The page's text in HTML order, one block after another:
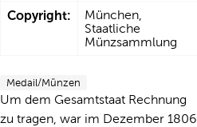
Copyright:
München,
Staatliche
Münzsammlung
Medail/Münzen
Um dem Gesamtstaat Rechnung
zu tragen, war im Dezember 1806